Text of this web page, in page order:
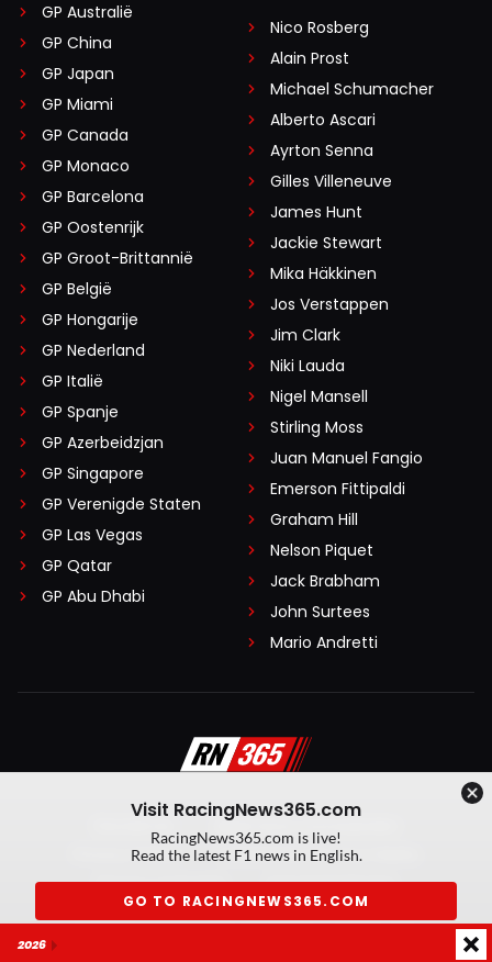
GP Australië
GP China
GP Japan
GP Miami
GP Canada
GP Monaco
GP Barcelona
GP Oostenrijk
GP Groot-Brittannië
GP België
GP Hongarije
GP Nederland
GP Italië
GP Spanje
GP Azerbeidzjan
GP Singapore
GP Verenigde Staten
GP Las Vegas
GP Qatar
GP Abu Dhabi
Nico Rosberg
Alain Prost
Michael Schumacher
Alberto Ascari
Ayrton Senna
Gilles Villeneuve
James Hunt
Jackie Stewart
Mika Häkkinen
Jos Verstappen
Jim Clark
Niki Lauda
Nigel Mansell
Stirling Moss
Juan Manuel Fangio
Emerson Fittipaldi
Graham Hill
Nelson Piquet
Jack Brabham
John Surtees
Mario Andretti
Algemene voorwaarden
Privacy Policy
Created by On Your Marks
Privacy manager
Kansspeluitingen
Visit RacingNews365.com
RacingNews365.com is live!
Read the latest F1 news in English.
GO TO RACINGNEWS365.COM
2026